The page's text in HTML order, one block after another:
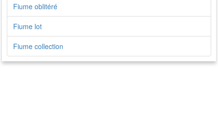
Fiume oblitéré
Fiume lot
Fiume collection